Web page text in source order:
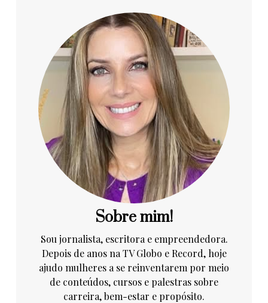
Sobre mim!
Sou jornalista, escritora e empreendedora.
Depois de anos na TV Globo e Record, hoje
ajudo mulheres a se reinventarem por meio
de conteúdos, cursos e palestras sobre
carreira, bem-estar e propósito.